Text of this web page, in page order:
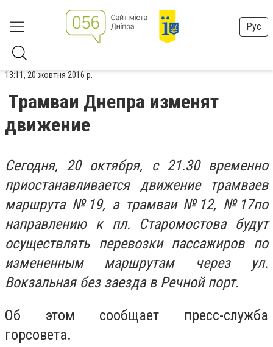
Рус
13:11, 20 жовтня 2016 р.
Трамваи Днепра изменят
движение
Сегодня, 20 октября, с 21.30 временно
приостанавливается движение трамваев
маршрута №19, а трамваи №12, №17по
направлению к пл. Старомостова будут
осуществлять перевозки пассажиров по
измененным маршрутам через ул.
Вокзальная без заезда в Речной порт.
Об этом сообщает пресс-служба
горсовета.